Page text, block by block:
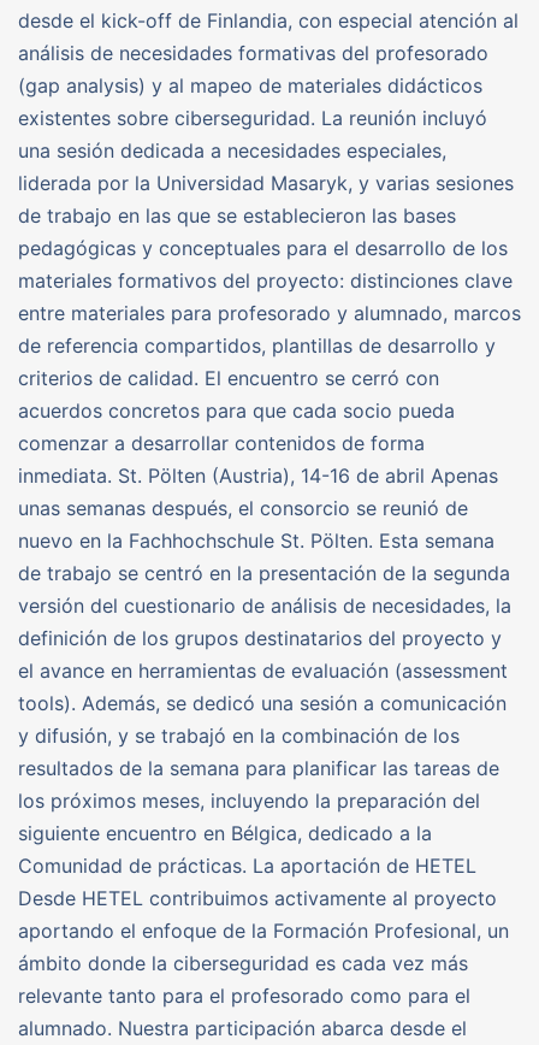
desde el kick-off de Finlandia, con especial atención al
análisis de necesidades formativas del profesorado
(gap analysis) y al mapeo de materiales didácticos
existentes sobre ciberseguridad. La reunión incluyó
una sesión dedicada a necesidades especiales,
liderada por la Universidad Masaryk, y varias sesiones
de trabajo en las que se establecieron las bases
pedagógicas y conceptuales para el desarrollo de los
materiales formativos del proyecto: distinciones clave
entre materiales para profesorado y alumnado, marcos
de referencia compartidos, plantillas de desarrollo y
criterios de calidad. El encuentro se cerró con
acuerdos concretos para que cada socio pueda
comenzar a desarrollar contenidos de forma
inmediata. St. Pölten (Austria), 14-16 de abril Apenas
unas semanas después, el consorcio se reunió de
nuevo en la Fachhochschule St. Pölten. Esta semana
de trabajo se centró en la presentación de la segunda
versión del cuestionario de análisis de necesidades, la
definición de los grupos destinatarios del proyecto y
el avance en herramientas de evaluación (assessment
tools). Además, se dedicó una sesión a comunicación
y difusión, y se trabajó en la combinación de los
resultados de la semana para planificar las tareas de
los próximos meses, incluyendo la preparación del
siguiente encuentro en Bélgica, dedicado a la
Comunidad de prácticas. La aportación de HETEL
Desde HETEL contribuimos activamente al proyecto
aportando el enfoque de la Formación Profesional, un
ámbito donde la ciberseguridad es cada vez más
relevante tanto para el profesorado como para el
alumnado. Nuestra participación abarca desde el